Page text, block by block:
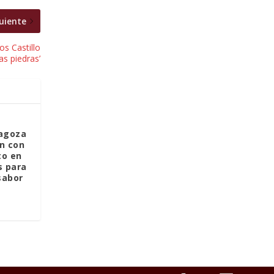
Castillo
piedras’
con
en
para